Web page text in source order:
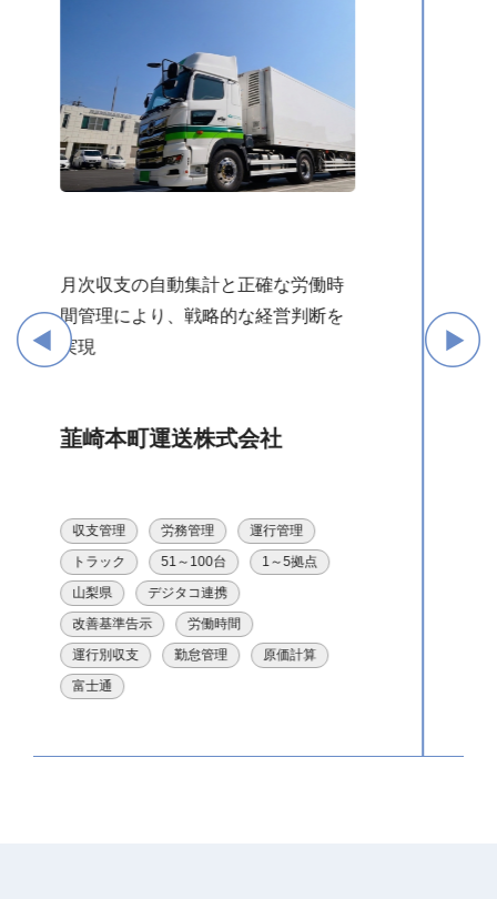
複数システムの統合的導入で、運行
管理を最適化。「自動点呼」を視野
日本運輸株式会社
点呼 労務管理
運行管理
トラック
101～300台
6～10拠点
群馬県
遠隔点呼
デジタコ連携
改善基準告示
労働時間
勤怠管理
富士通